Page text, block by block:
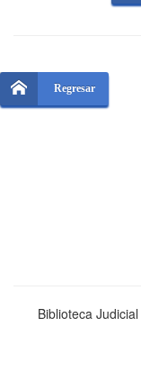
Regresar
Biblioteca Judicial